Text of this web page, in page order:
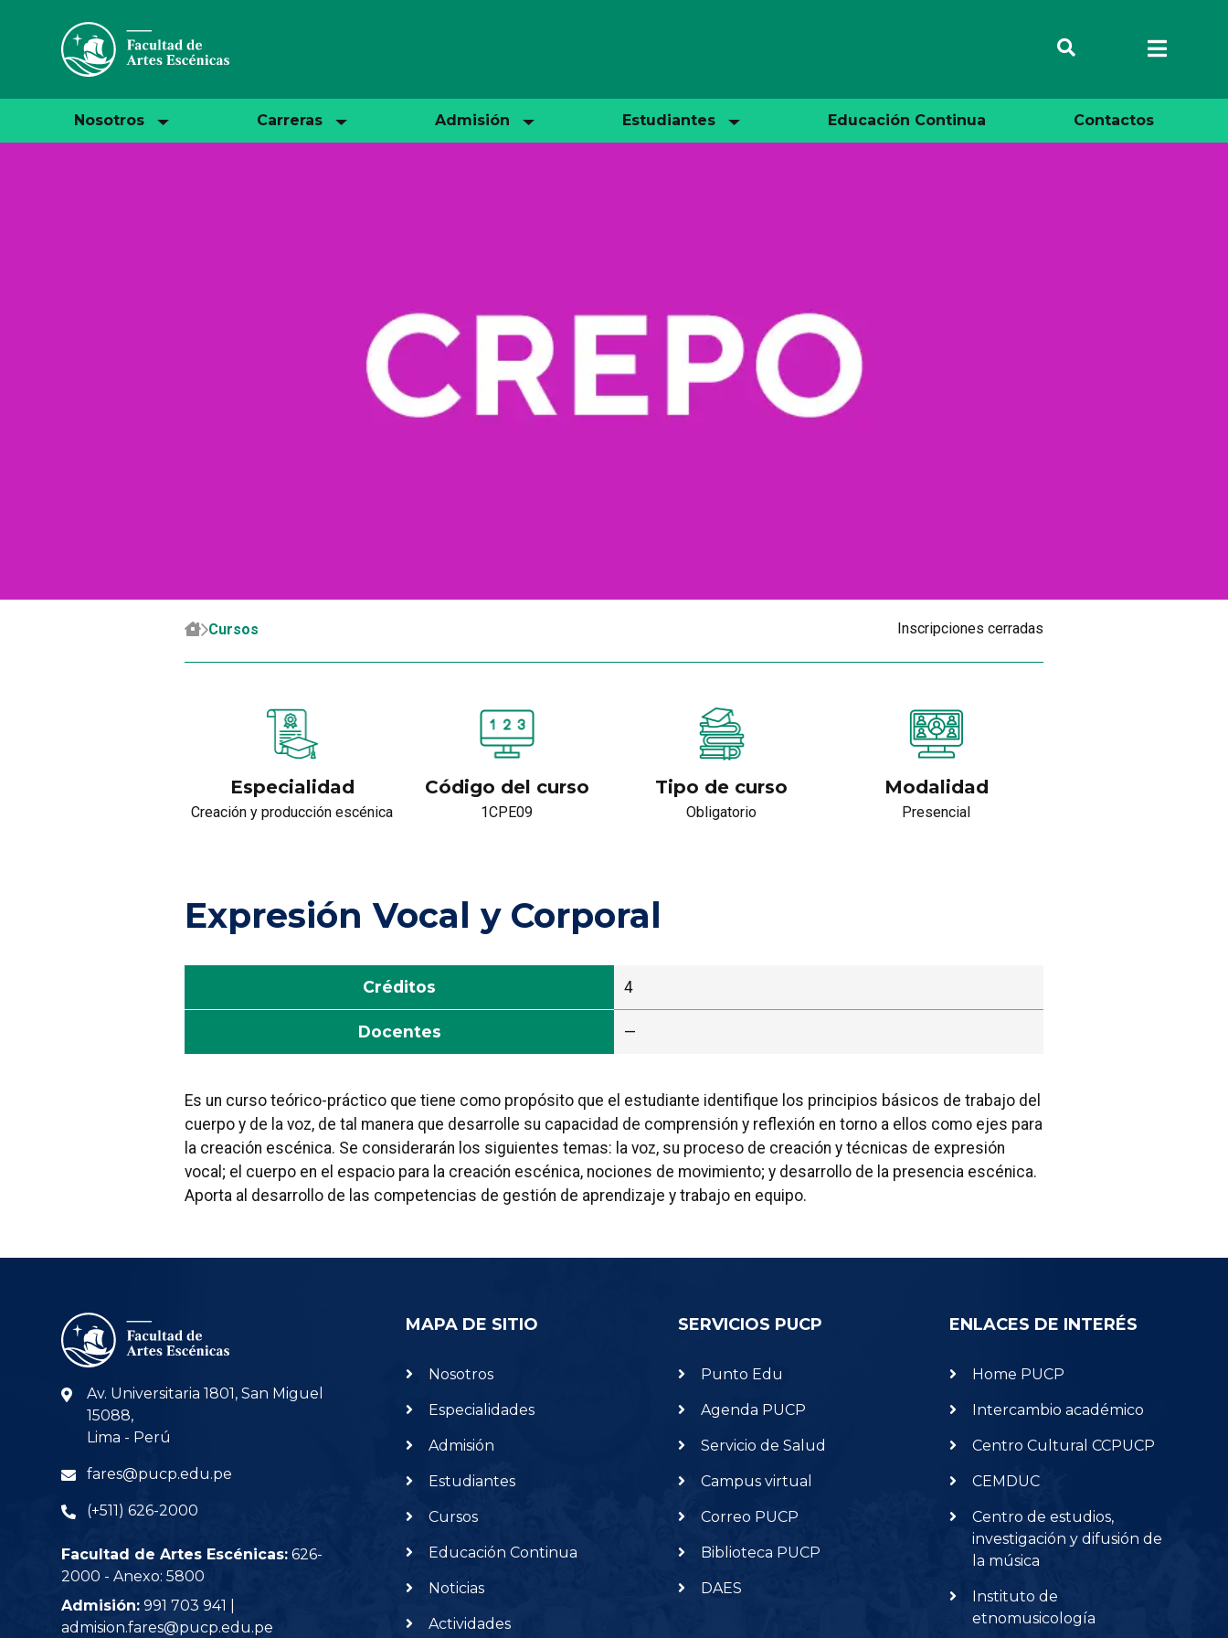
Nosotros Carreras Admisión Estudiantes Educación Continua Contactos
Cursos Inscripciones cerradas
Especialidad
Creación y producción escénica
Código del curso
1CPE09
Tipo de curso
Obligatorio
Modalidad
Presencial
Expresión Vocal y Corporal
Créditos 4
Docentes —
Es un curso teórico-práctico que tiene como propósito que el estudiante identifique los principios básicos de trabajo del
cuerpo y de la voz, de tal manera que desarrolle su capacidad de comprensión y reflexión en torno a ellos como ejes para
la creación escénica. Se considerarán los siguientes temas: la voz, su proceso de creación y técnicas de expresión
vocal; el cuerpo en el espacio para la creación escénica, nociones de movimiento; y desarrollo de la presencia escénica.
Aporta al desarrollo de las competencias de gestión de aprendizaje y trabajo en equipo.
Av. Universitaria 1801, San Miguel
15088,
Lima - Perú
fares@pucp.edu.pe
(+511) 626-2000
Facultad de Artes Escénicas: 626-
2000 - Anexo: 5800
Admisión: 991 703 941 |
admision.fares@pucp.edu.pe
MAPA DE SITIO
Nosotros
Especialidades
Admisión
Estudiantes
Cursos
Educación Continua
Noticias
Actividades
SERVICIOS PUCP
Punto Edu
Agenda PUCP
Servicio de Salud
Campus virtual
Correo PUCP
Biblioteca PUCP
DAES
ENLACES DE INTERÉS
Home PUCP
Intercambio académico
Centro Cultural CCPUCP
CEMDUC
Centro de estudios,
investigación y difusión de
la música
Instituto de
etnomusicología